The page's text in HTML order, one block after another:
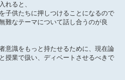
れると、
供たちに押しつけることになるので
難なテーマについて話し合うのが良
識をもっと持たせるために、現在論
授業で扱い、ディベートさせるべきで